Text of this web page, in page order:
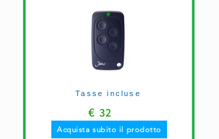
€ 32
Acquista subito il prodotto
Tasse incluse